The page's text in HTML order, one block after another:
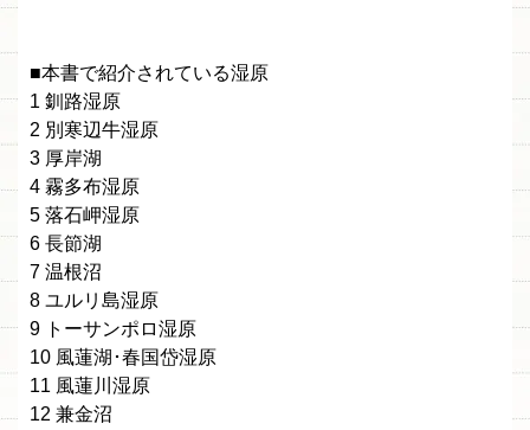
■本書で紹介されている湿原
1 釧路湿原
2 別寒辺牛湿原
3 厚岸湖
4 霧多布湿原
5 落石岬湿原
6 長節湖
7 温根沼
8 ユルリ島湿原
9 トーサンポロ湿原
10 風蓮湖･春国岱湿原
11 風蓮川湿原
12 兼金沼